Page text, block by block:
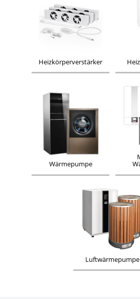
Heizkörperverstärker
Wärmepumpe
Luftwärmepumpe